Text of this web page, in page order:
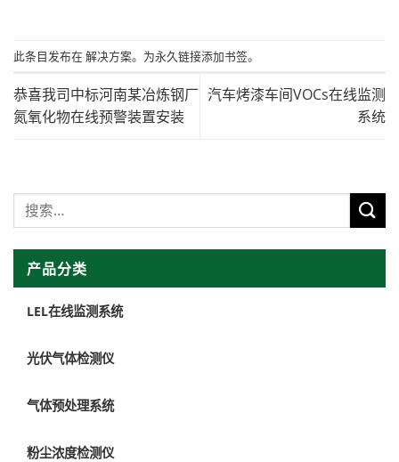
产品分类
LEL在线监测系统
光伏气体检测仪
气体预处理系统
粉尘浓度检测仪
此条目发布在 解决方案。为永久链接添加书签。
恭喜我司中标河南某冶炼钢厂
氮氧化物在线预警装置安装
汽车烤漆车间VOCs在线监测
系统